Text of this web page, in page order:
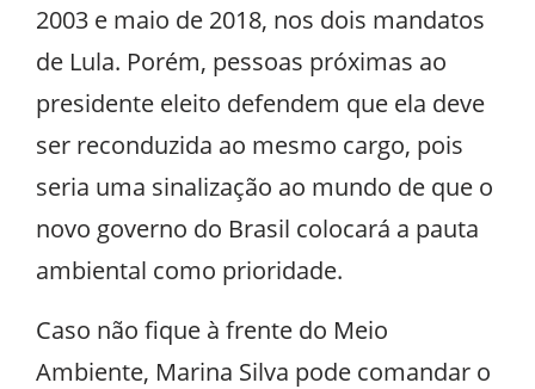
2003 e maio de 2018, nos dois mandatos
de Lula. Porém, pessoas próximas ao
presidente eleito defendem que ela deve
ser reconduzida ao mesmo cargo, pois
seria uma sinalização ao mundo de que o
novo governo do Brasil colocará a pauta
ambiental como prioridade.
Caso não fique à frente do Meio
Ambiente, Marina Silva pode comandar o